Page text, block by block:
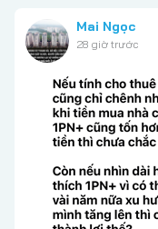
Mai Ngọc
28 giờ trước